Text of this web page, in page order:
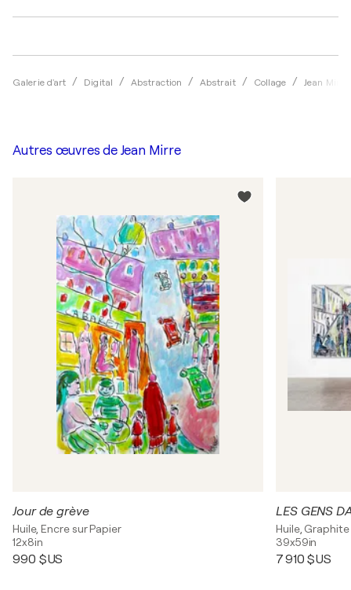
Galerie d'art Digital Abstraction Abstrait Collage Jean Mirre
Autres œuvres de Jean Mirre
Jour de grève
Huile, Encre sur Papier
12x8in
990 $US
LES GENS
Huile,
39x59in
7 910 $US